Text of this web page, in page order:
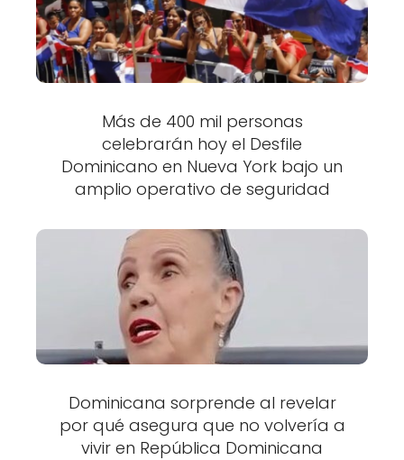
Más de 400 mil personas
celebrarán hoy el Desfile
Dominicano en Nueva York bajo un
amplio operativo de seguridad
Dominicana sorprende al revelar
por qué asegura que no volvería a
vivir en República Dominicana